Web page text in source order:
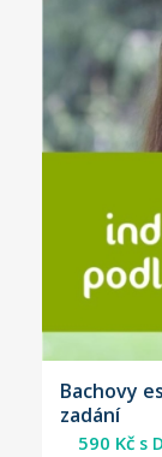
Bachovy
zadání
590 Kč s